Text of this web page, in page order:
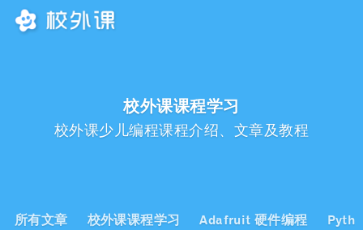
校外课课程学习
校外课少儿编程课程介绍、文章及教程
所有文章 校外课课程学习 Adafruit 硬件编程